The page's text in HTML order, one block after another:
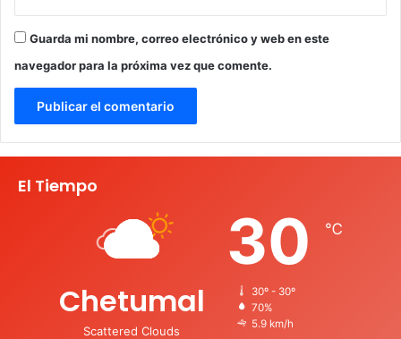
Guarda mi nombre, correo electrónico y web en este
navegador para la próxima vez que comente.
El Tiempo
Chetumal
Scattered Clouds
30 ℃
30º - 30º
70%
5.9 km/h